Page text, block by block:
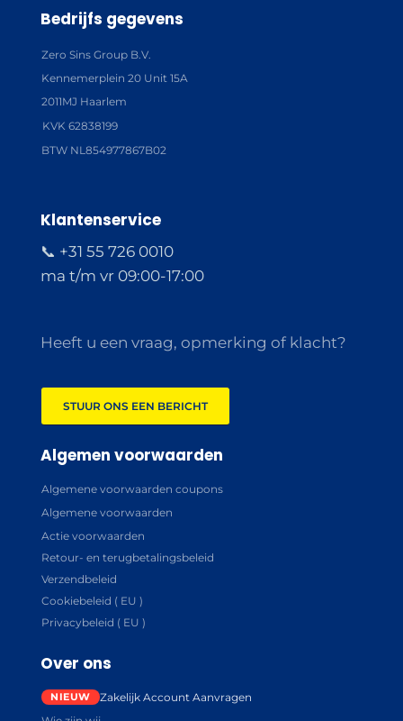
Bedrijfs gegevens
Zero Sins Group B.V.
Kennemerplein 20 Unit 15A
2011MJ Haarlem
KVK 62838199
BTW NL854977867B02
Klantenservice
📞 +31 55 726 0010
ma t/m vr 09:00-17:00
Heeft u een vraag, opmerking of klacht?
STUUR ONS EEN BERICHT
Algemen voorwaarden
Algemene voorwaarden coupons
Algemene voorwaarden
Actie voorwaarden
Retour- en terugbetalingsbeleid
Verzendbeleid
Cookiebeleid ( EU )
Privacybeleid ( EU )
Over ons
Zakelijk Account Aanvragen